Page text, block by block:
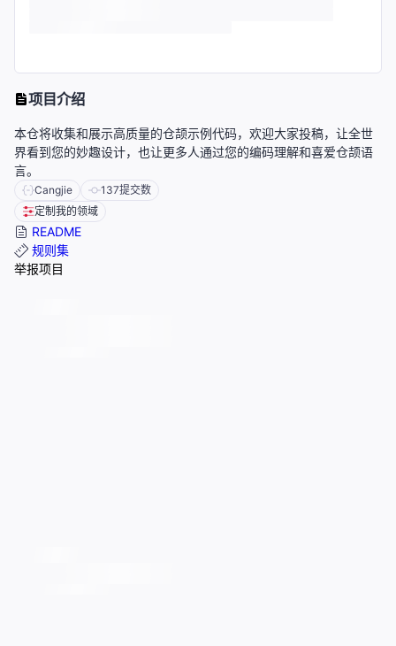
项目介绍
本仓将收集和展示高质量的仓颉示例代码，欢迎大家投稿，让全世
界看到您的妙趣设计，也让更多人通过您的编码理解和喜爱仓颉语
言。
Cangjie 137提交数
定制我的领域
README
规则集
举报项目